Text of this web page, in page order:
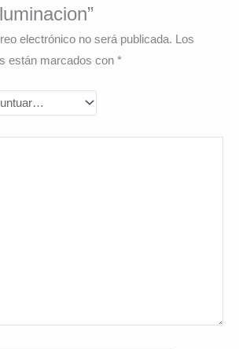
electrónico no será publicada. Los
están marcados con *